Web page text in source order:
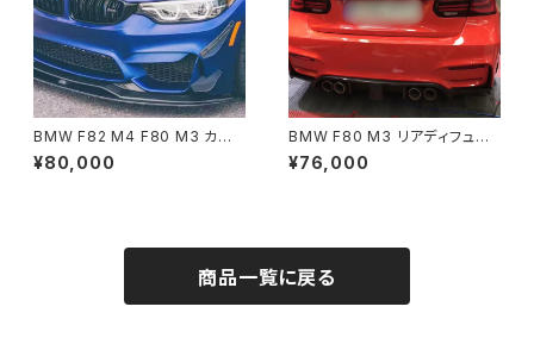
BMW F82 M4 F80 M3 カー
ボン フロントリップ 2段リップ
¥80,000
BMW F80 M3 リアディフュー
ザー
¥76,000
商品一覧に戻る